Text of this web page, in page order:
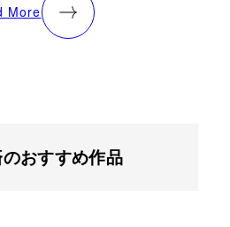
More
おすすめ作品